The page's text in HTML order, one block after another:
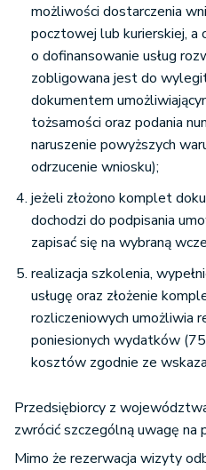
możliwości dostarczenia
pocztowej lub kurierskiej, a
o dofinansowanie usług
zobligowana jest do
dokumentem
tożsamości oraz podania
naruszenie powyższych
odrzucenie wniosku);
jeżeli złożono komplet
dochodzi do podpisania
zapisać się na wybraną
realizacja szkolenia,
usługę oraz złożenie
rozliczeniowych umożliwia
poniesionych wydatków
kosztów zgodnie ze
Przedsiębiorcy z
zwrócić szczególną uwagę na
Mimo że rezerwacja wizyty